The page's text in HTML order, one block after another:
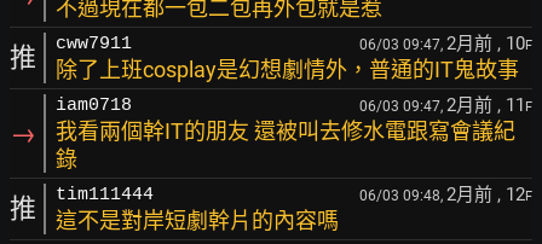
不過現在都一包二包再外包就是惹
推 cww7911 06/03 09:47, 2月前 , 10F
除了上班cosplay是幻想劇情外，普通的IT鬼故事
→
iam0718 06/03 09:47, 2月前 , 11 F
我看兩個幹IT的朋友 還被叫去修水電跟寫會議紀
錄
推 tim111444 06/03 09:48, 2月前 , 12F
這不是對岸短劇幹片的內容嗎